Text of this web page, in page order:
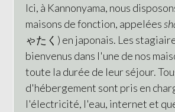
Ici, à Kannonyama, nous
maisons de fonction, appelées
ゃたく) en japonais. Les
bienvenus dans l'une de nos
toute la durée de leur séjour.
d'hébergement sont pris en
l'électricité, l'eau, internet et